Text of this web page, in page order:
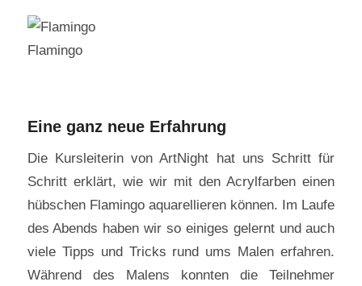
Flamingo
Eine ganz neue Erfahrung
Die Kursleiterin von ArtNight hat uns Schritt für
Schritt erklärt, wie wir mit den Acrylfarben einen
hübschen Flamingo aquarellieren können. Im Laufe
des Abends haben wir so einiges gelernt und auch
viele Tipps und Tricks rund ums Malen erfahren.
Während des Malens konnten die Teilnehmer